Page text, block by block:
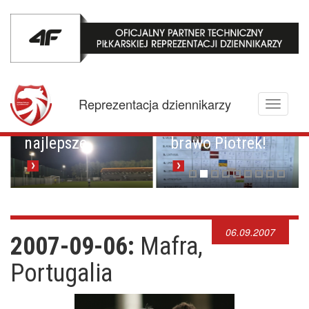
Toggle
Reprezentacja dziennikarzy
Mistrzowskie
karne z
Pucharowa
przygoda trwa w
najlepsze
Brawo Lenkija,
brawo Piotrek!
06.09.2007
2007-09-06: Mafra,
Portugalia